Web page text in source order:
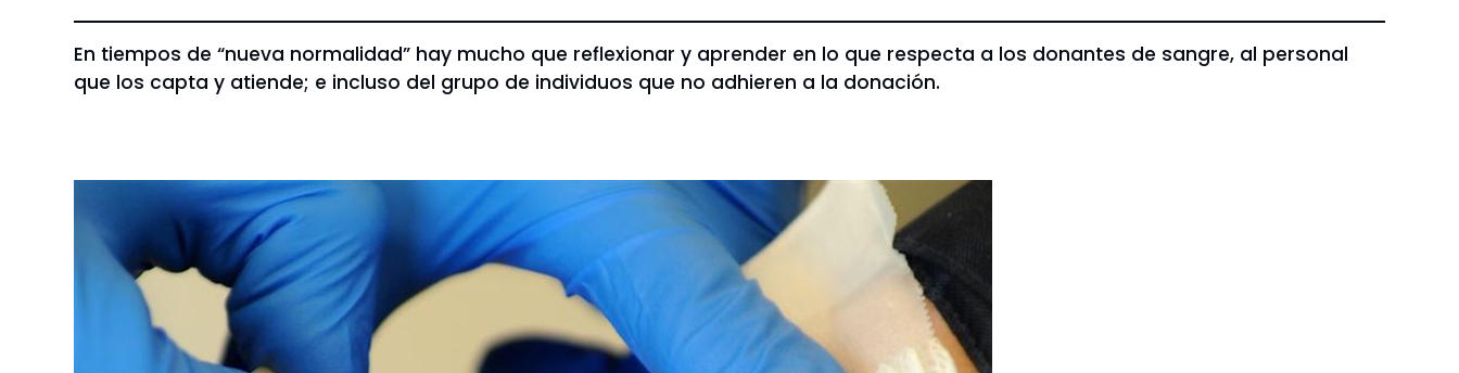
En tiempos de “nueva normalidad” hay mucho que reflexionar y aprender en lo que respecta a los donantes de sangre, al personal
que los capta y atiende; e incluso del grupo de individuos que no adhieren a la donación.